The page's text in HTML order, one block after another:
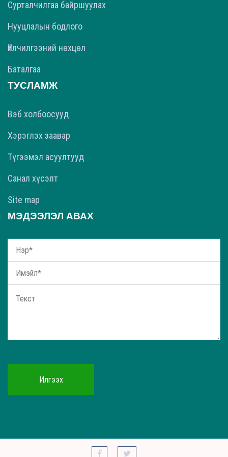
Сурталчилгаа байршуулах
Нууцлалын бодлого
Үйлчилгээний нөхцөл
Баталгаа
ТУСЛАМЖ
Вэб холбоосууд
Хэрэглэх заавар
Түгээмэл асуултууд
Санал хүсэлт
Site map
МЭДЭЭЛЭЛ АВАХ
Илгээх